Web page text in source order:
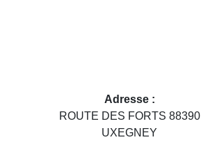
Adresse :
ROUTE DES FORTS 88390
UXEGNEY